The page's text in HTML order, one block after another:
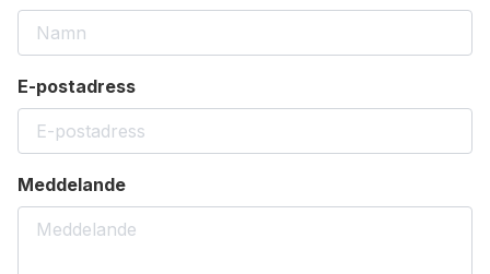
E-postadress
Meddelande